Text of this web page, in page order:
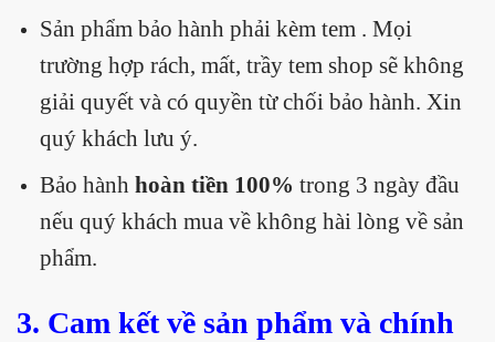
Sản phẩm bảo hành phải kèm tem . Mọi
trường hợp rách, mất, trầy tem shop sẽ không
giải quyết và có quyền từ chối bảo hành. Xin
quý khách lưu ý.
Bảo hành hoàn tiền 100% trong 3 ngày đầu
nếu quý khách mua về không hài lòng về sản
phẩm.
3. Cam kết về sản phẩm và chính